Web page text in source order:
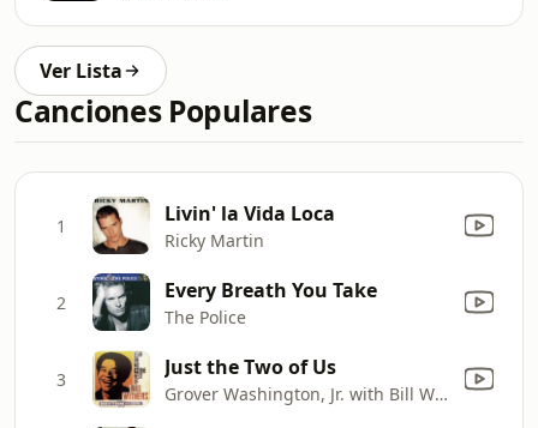
Ver Lista
Canciones Populares
1 Livin' la Vida Loca
Ricky Martin
2 Every Breath You Take
The Police
3 Just the Two of Us
Grover Washington, Jr. with Bill Withers